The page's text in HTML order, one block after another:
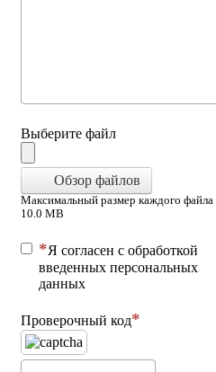
Выберите файл
Обзор файлов
Максимальный размер каждого файла
10.0 MB
Я согласен с обработкой
введенных персональных
данных
Проверочный код